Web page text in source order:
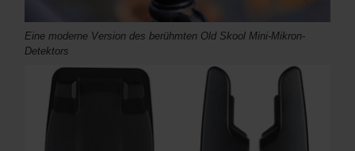
Eine moderne Version des berühmten Old Skool Mini-Mikron-
Detektors